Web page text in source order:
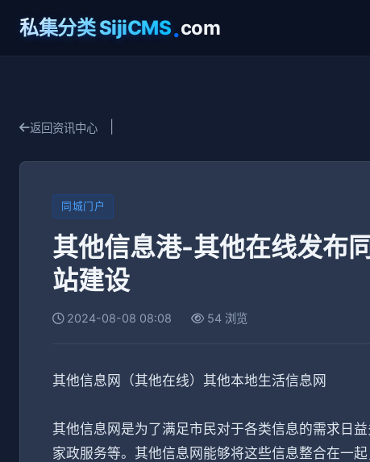
私集分类 SijiCMS.com
返回资讯中心
同城门户
其他信息港-其他在线发布
站建设
2024-08-08 08:08 54 浏览
其他信息网（其他在线）其他本地生活信息网
其他信息网是为了满足市民对于各类信息的需求日
家政服务等。其他信息网能够将这些信息整合在一